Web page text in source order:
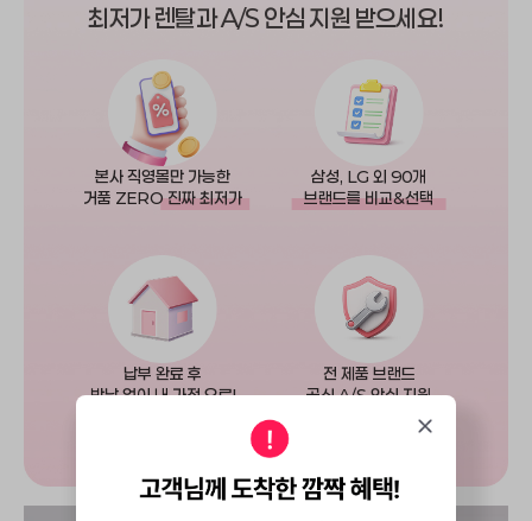
최저가 렌탈과 A/S 안심 지원 받으세요!
본사 직영몰만 가능한
거품 ZERO진짜 최저가
삼성, LG 외 90개
브랜드를 비교&선택
납부 완료 후
반납 없이 내 가전으로!
전 제품 브랜드
공식 A/S안심 지원